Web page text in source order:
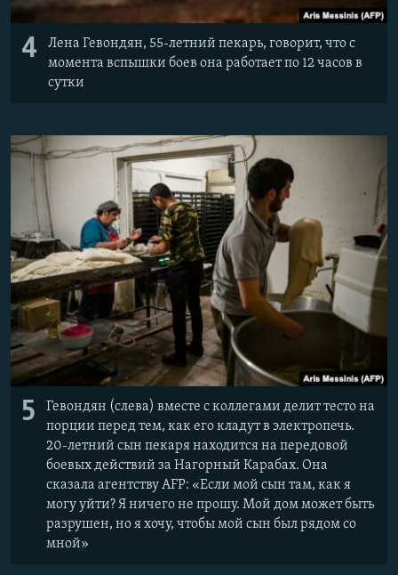
4
Лена Гевондян, 55-летний пекарь, говорит, что с
момента вспышки боев она работает по 12 часов в
сутки
5
Гевондян (слева) вместе с коллегами делит тесто на
порции перед тем, как его кладут в электропечь.
20-летний сын пекаря находится на передовой
боевых действий за Нагорный Карабах. Она
сказала агентству AFP: «Если мой сын там, как я
могу уйти? Я ничего не прошу. Мой дом может быть
разрушен, но я хочу, чтобы мой сын был рядом со
мной»